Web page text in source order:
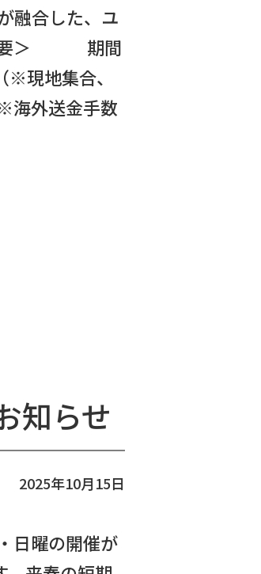
融合した、ユ
概要＞ 期間
現地集合、
海外送金手数
知らせ
2025年10月15日
日曜の開催が